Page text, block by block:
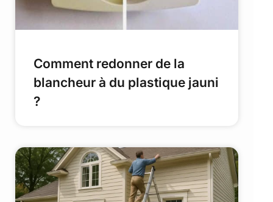
Comment redonner de la
blancheur à du plastique jauni
?